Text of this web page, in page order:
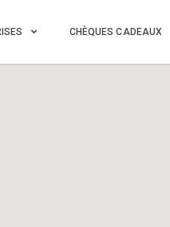
CHÈQUES CADEAUX